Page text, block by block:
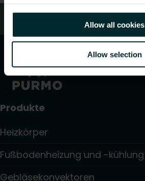
Allow all cookies
Allow selection
Produkte
Heizkörper
Fußbodenheizung und -kühlung
Gebläsekonvektoren